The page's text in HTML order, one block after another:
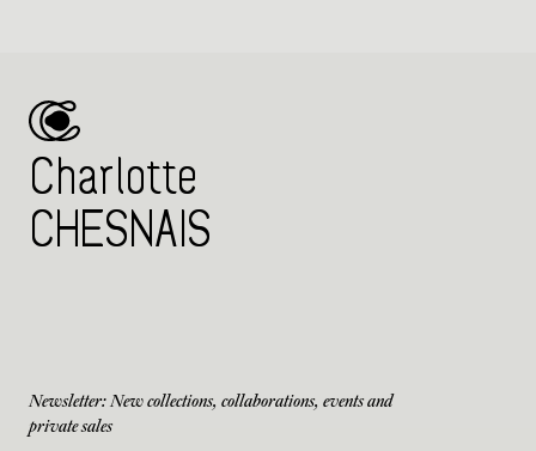
Charlotte
CHESNAIS
Newsletter: New collections, collaborations, events and
private sales